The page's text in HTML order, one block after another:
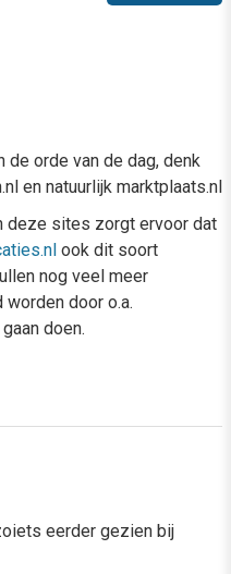
orde van de dag, denk
en natuurlijk marktplaats.nl
deze sites zorgt ervoor dat
ook dit soort
nog veel meer
door o.a.
doen.
eerder gezien bij